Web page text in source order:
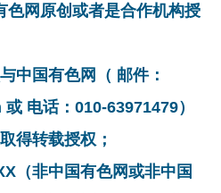
色网原创或者是合作机构授
中国有色网（ 邮件：
电话：010-63971479）
得转载授权；
（非中国有色网或非中国